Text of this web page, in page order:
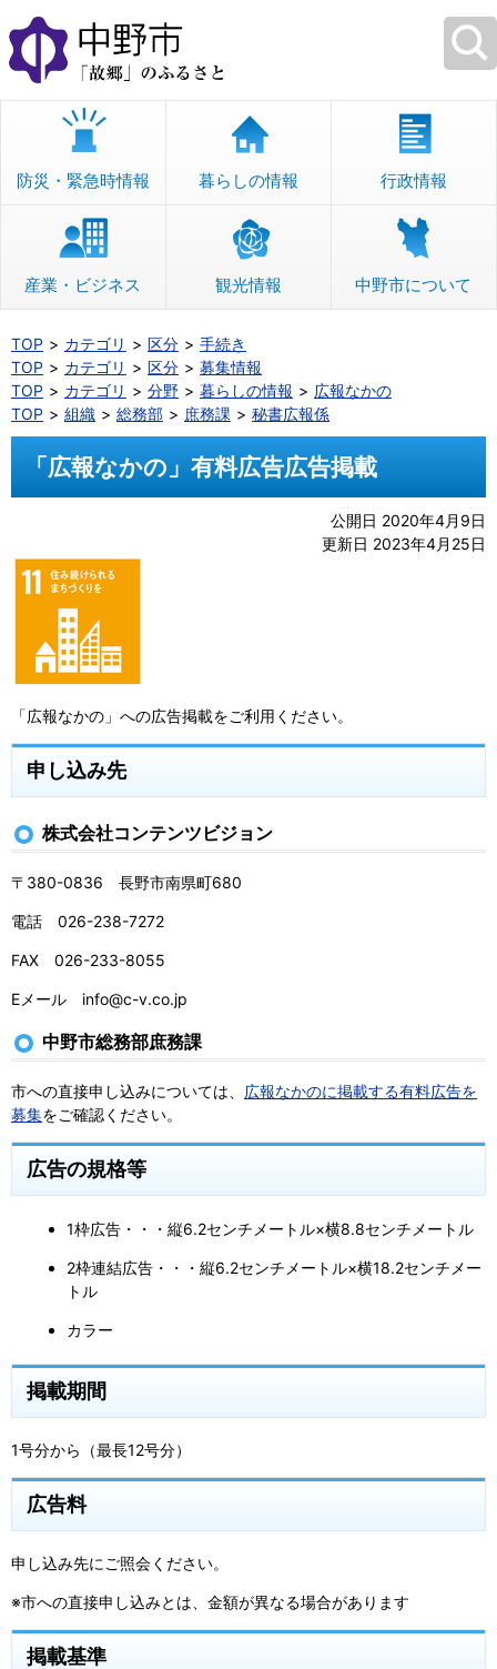
本
文
へ
移
防災・緊急時情報 暮らしの情報 行政情報
産業・ビジネス 観光情報 中野市について
TOP カテゴリ 区分
手続き
TOP
カテゴリ 区分
募集情報
TOP
カテゴリ 分野 暮らしの情報
広報なかの
TOP
組織 総務部 庶務課 秘書広報係
「広報なかの」有料広告広告掲載
公開日 2020年4月9日
更新日 2023年4月25日
「広報なかの」への広告掲載をご利用ください。
申し込み先
株式会社コンテンツビジョン
〒380-0836 長野市南県町680
電話 026-238-7272
FAX 026-233-8055
Eメール info@c-v.co.jp
中野市総務部庶務課
市への直接申し込みについては、 広報なかのに掲載する有料広告を
募集をご確認ください。
広告の規格等
1枠広告・・・縦6.2センチメートル×横8.8センチメートル
2枠連結広告・・・縦6.2センチメートル×横18.2センチメー
トル
カラー
掲載期間
1号分から（最長12号分）
広告料
申し込み先にご照会ください。
※市への直接申し込みとは、金額が異なる場合があります
掲載基準